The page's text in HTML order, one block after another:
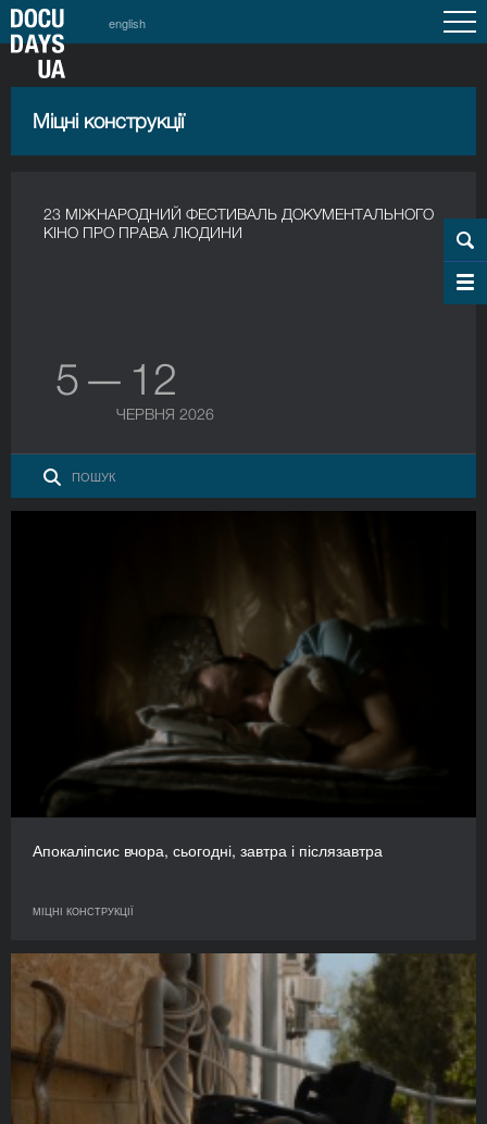
english
Міцні конструкції
23 МІЖНАРОДНИЙ ФЕСТИВАЛЬ ДОКУМЕНТАЛЬНОГО
КІНО ПРО ПРАВА ЛЮДИНИ
5 — 12
ЧЕРВНЯ 2026
Апокаліпсис вчора, сьогодні, завтра і післязавтра
МІЦНІ КОНСТРУКЦІЇ